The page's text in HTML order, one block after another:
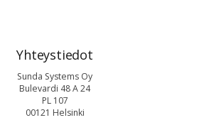
Yhteystiedot
Sunda Systems Oy
Bulevardi 48 A 24
PL 107
00121 Helsinki